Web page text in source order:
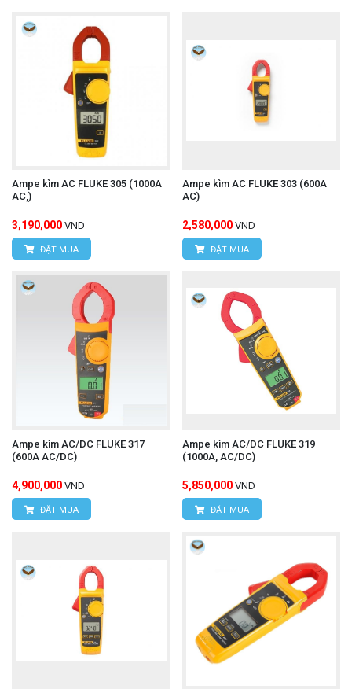
Ampe kìm AC FLUKE 305 (1000A
AC,)
3,190,000 VND
ĐẶT MUA
Ampe kìm AC FLUKE 303 (600A
AC)
2,580,000 VND
ĐẶT MUA
Ampe kìm AC/DC FLUKE 317
(600A AC/DC)
4,900,000 VND
ĐẶT MUA
Ampe kìm AC/DC FLUKE 319
(1000A, AC/DC)
5,850,000 VND
ĐẶT MUA